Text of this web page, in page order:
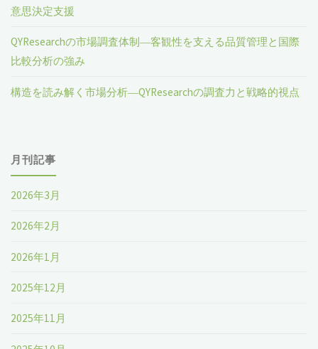
意思決定支援
QYResearchの市場調査体制―客観性を支える品質管理と国際
比較分析の強み
構造を読み解く市場分析―QYResearchの調査力と戦略的視点
月刊記事
2026年3月
2026年2月
2026年1月
2025年12月
2025年11月